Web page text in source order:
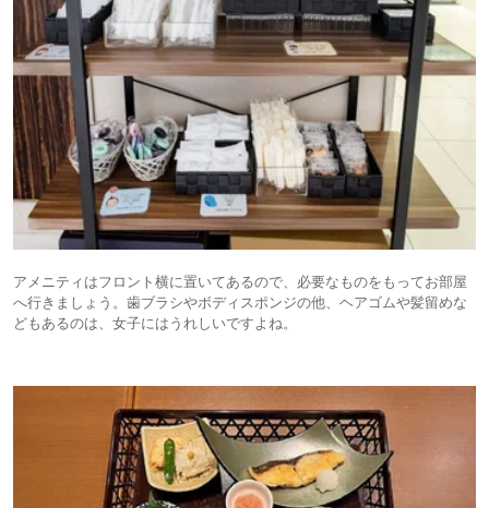
アメニティはフロント横に置いてあるので、必要なものをもってお部屋
へ行きましょう。歯ブラシやボディスポンジの他、ヘアゴムや髪留めな
どもあるのは、女子にはうれしいですよね。